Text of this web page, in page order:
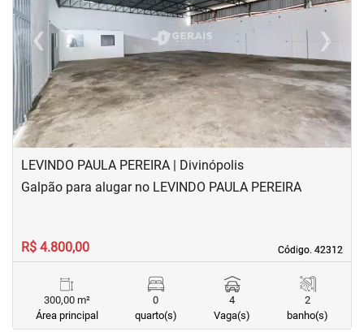
‹Previous ›Next
LEVINDO PAULA PEREIRA | Divinópolis
Código. 42312
Código. 42312
Galpão para alugar no LEVINDO PAULA PEREIRA
R$ 4.800,00
300,00 m²
Área principal
0
quarto(s)
4
Vaga(s)
2
banho(s)